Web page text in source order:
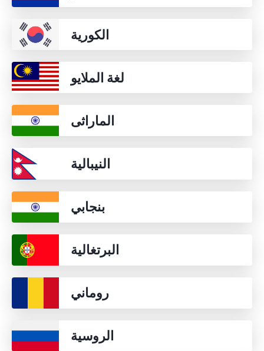
الكورية
لغة الملايو
الماراثى
النيبالية
بنجابي
البرتغالية
روماني
الروسية